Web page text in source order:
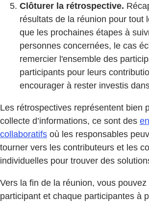
Clôturer la rétrospective.
résultats de la réunion pour tout
que les prochaines étapes à
personnes concernées, le cas
remercier l'ensemble des
participants pour leurs
encourager à rester investis
Les rétrospectives représentent bien
collecte d’informations, ce sont des
collaboratifs où les responsables
tourner vers les contributeurs et les
individuelles pour trouver des
Vers la fin de la réunion, vous
participant et chaque participantes à